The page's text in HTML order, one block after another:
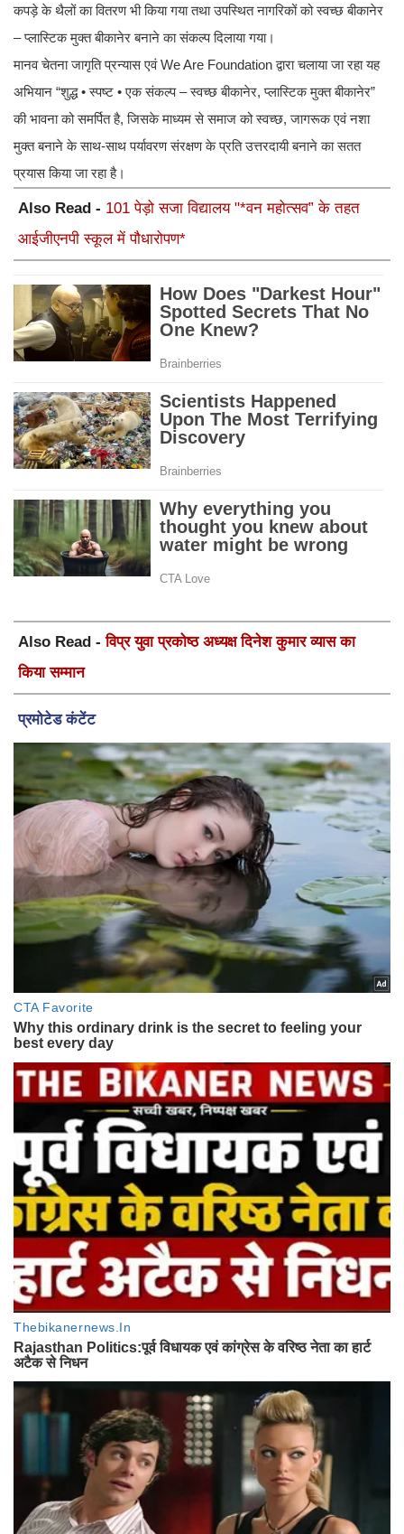
कपड़े के थैलों का वितरण भी किया गया तथा उपस्थित नागरिकों को स्वच्छ बीकानेर
– प्लास्टिक मुक्त बीकानेर बनाने का संकल्प दिलाया गया।
मानव चेतना जागृति प्रन्यास एवं We Are Foundation द्वारा चलाया जा रहा यह
अभियान “शुद्ध • स्पष्ट • एक संकल्प – स्वच्छ बीकानेर, प्लास्टिक मुक्त बीकानेर”
की भावना को समर्पित है, जिसके माध्यम से समाज को स्वच्छ, जागरूक एवं नशा
मुक्त बनाने के साथ-साथ पर्यावरण संरक्षण के प्रति उत्तरदायी बनाने का सतत
प्रयास किया जा रहा है।
Also Read - 101 पेड़ो सजा विद्यालय "*वन महोत्सव” के तहत
आईजीएनपी स्कूल में पौधारोपण*
Also Read -विप्र युवा प्रकोष्ठ अध्यक्ष दिनेश कुमार व्यास का
किया सम्मान